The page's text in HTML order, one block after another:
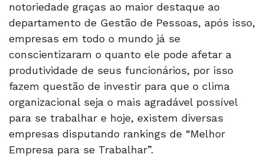
notoriedade graças ao maior destaque ao
departamento de Gestão de Pessoas, após isso,
empresas em todo o mundo já se
conscientizaram o quanto ele pode afetar a
produtividade de seus funcionários, por isso
fazem questão de investir para que o clima
organizacional seja o mais agradável possível
para se trabalhar e hoje, existem diversas
empresas disputando rankings de “Melhor
Empresa para se Trabalhar”.